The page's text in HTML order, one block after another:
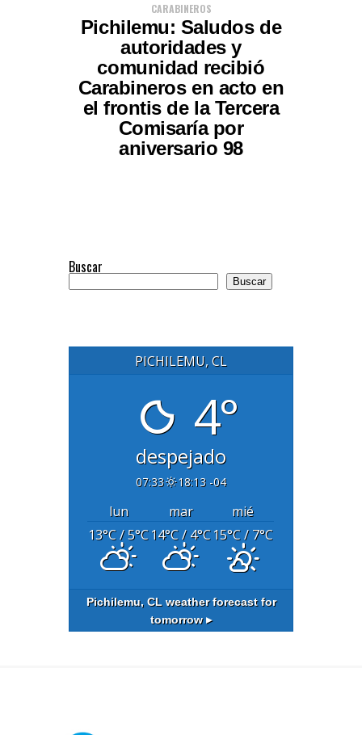
CARABINEROS
Pichilemu: Saludos de
autoridades y
comunidad recibió
Carabineros en acto en
el frontis de la Tercera
Comisaría por
aniversario 98
Buscar
Buscar
PICHILEMU, CL
4°
despejado
07:33 18:13 -04
lun mar
mié
13°C/ 5°C14°C/ 4°C15°C/ 7°C
Pichilemu, CL weather forecast for
tomorrow ▸